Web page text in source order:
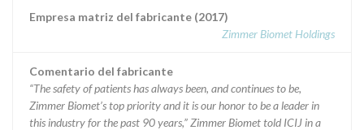
Empresa matriz del fabricante (2017)
Zimmer Biomet Holdings
Comentario del fabricante
“The safety of patients has always been, and continues to be,
Zimmer Biomet’s top priority and it is our honor to be a leader in
this industry for the past 90 years,” Zimmer Biomet told ICIJ in a